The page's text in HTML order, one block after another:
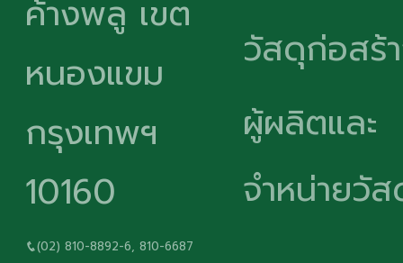
ค้างพลู เขต
หนองแขม
กรุงเทพฯ
10160
(02) 810-8892-6, 810-6687
วัสดุก่อสร้
ผู้ผลิตและ
จำหน่ายวั